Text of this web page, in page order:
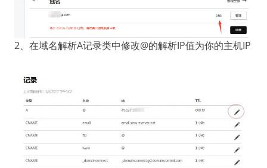
2、在域名解析A记录类中修改@的解析IP值为你的主机IP